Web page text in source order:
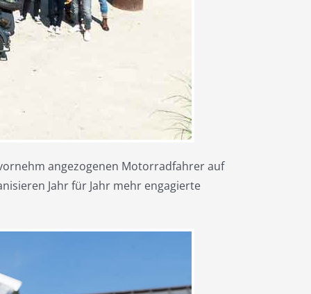
angezogenen Motorradfahrer auf
Jahr für Jahr mehr engagierte